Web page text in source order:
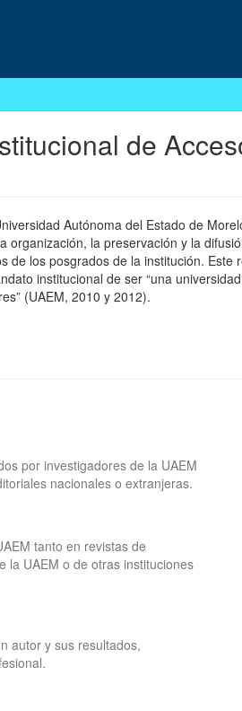
de
Autónoma del Estado de
la preservación y la
de los posgrados de la institución. Este
institucional de ser “una
(UAEM, 2010 y 2012).
por investigadores de la UAEM
nacionales o extranjeras.
tanto en revistas de
la UAEM o de otras instituciones
autor y sus resultados,